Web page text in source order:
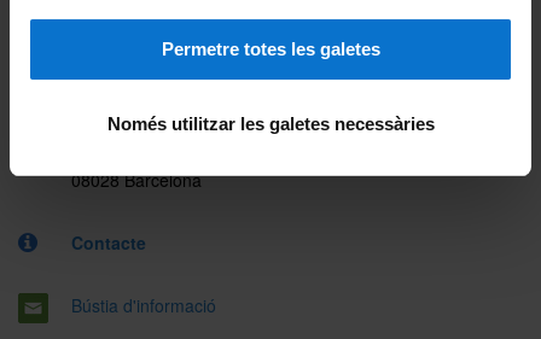
Permetre totes les galetes
Només utilitzar les galetes necessàries
Departament de Física Quàntica i Astrofísica
08028 Barcelona
Contacte
Bústia d'informació